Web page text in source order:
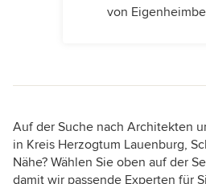
von
Auf der Suche nach Architekten
in Kreis Herzogtum Lauenburg,
Nähe? Wählen Sie oben auf der
damit wir passende Experten für